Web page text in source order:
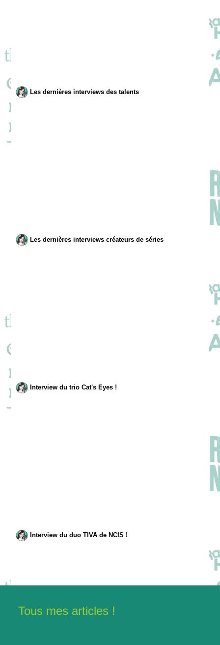
Les dernières interviews des talents
Les dernières interviews créateurs de séries
Interview du trio Cat's Eyes !
Interview du duo TIVA de NCIS !
Tous mes articles !